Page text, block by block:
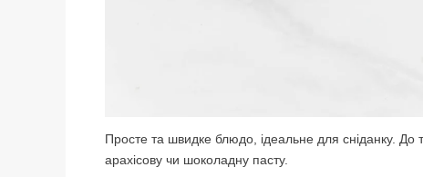
Просте та швидке блюдо, ідеальне для сніданку.
арахісову чи шоколадну пасту.